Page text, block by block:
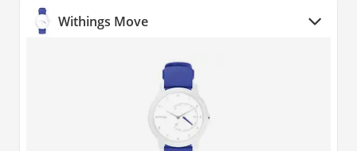
Withings Move